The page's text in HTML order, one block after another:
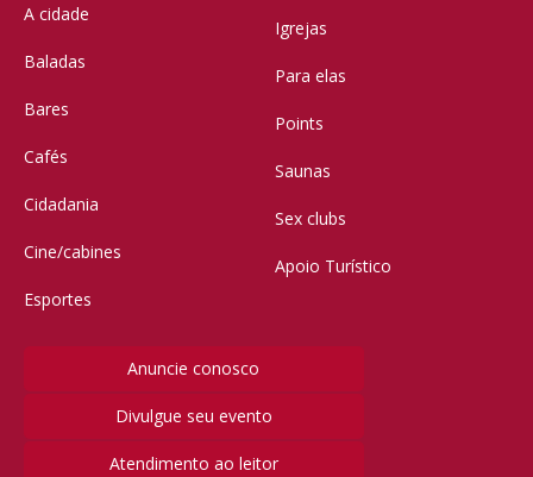
A cidade
Baladas
Bares
Cafés
Cidadania
Cine/cabines
Esportes
Igrejas
Para elas
Points
Saunas
Sex clubs
Apoio Turístico
Anuncie conosco
Divulgue seu evento
Atendimento ao leitor